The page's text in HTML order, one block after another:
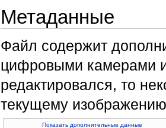
Метаданные
Файл содержит
цифровыми камерами
редактировался, то
текущему
Показать дополнительные данные